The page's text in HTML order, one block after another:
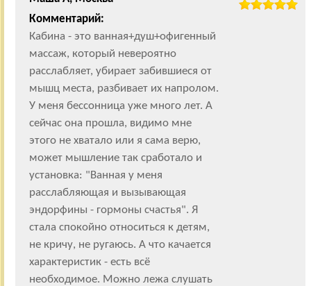
Комментарий:
Кабина - это ванная+душ+офигенный
массаж, который невероятно
расслабляет, убирает забившиеся от
мышц места, разбивает их напролом.
У меня бессонница уже много лет. А
сейчас она прошла, видимо мне
этого не хватало или я сама верю,
может мышление так сработало и
установка: "Ванная у меня
расслабляющая и вызывающая
эндорфины - гормоны счастья". Я
стала спокойно относиться к детям,
не кричу, не ругаюсь. А что качается
характеристик - есть всё
необходимое. Можно лежа слушать